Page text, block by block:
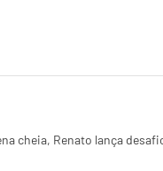
cheia, Renato lança